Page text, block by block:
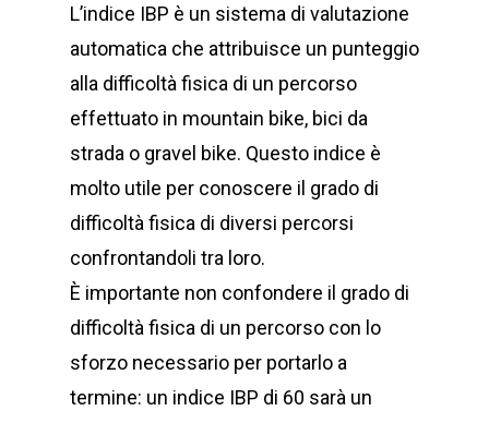
L’indice IBP è un sistema di valutazione
automatica che attribuisce un punteggio
alla difficoltà fisica di un percorso
effettuato in mountain bike, bici da
strada o gravel bike. Questo indice è
molto utile per conoscere il grado di
difficoltà fisica di diversi percorsi
confrontandoli tra loro.
È importante non confondere il grado di
difficoltà fisica di un percorso con lo
sforzo necessario per portarlo a
termine: un indice IBP di 60 sarà un